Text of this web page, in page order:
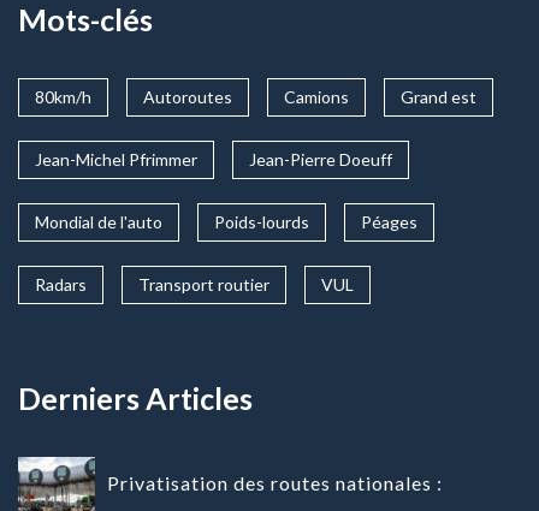
Mots-clés
80km/h Autoroutes Camions Grand est
Jean-Michel Pfrimmer Jean-Pierre Doeuff
Mondial de l'auto Poids-lourds Péages
Radars Transport routier VUL
Derniers Articles
Privatisation des routes nationales :